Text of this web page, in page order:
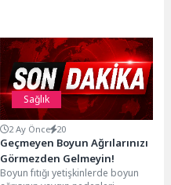
Sağlık
2 Ay Önce 20
Geçmeyen Boyun Ağrılarınızı
Görmezden Gelmeyin!
Boyun fıtığı yetişkinlerde boyun